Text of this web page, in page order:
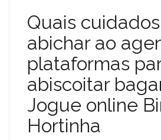
Quais
abichar ao
plataformas
abiscoitar
Jogue online
Hortinha